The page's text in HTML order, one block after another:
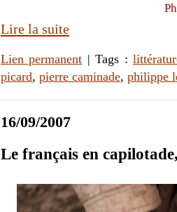
Lire la suite
Lien permanent | Tags :
picard, pierre caminade, philippe
16/09/2007
Le français en